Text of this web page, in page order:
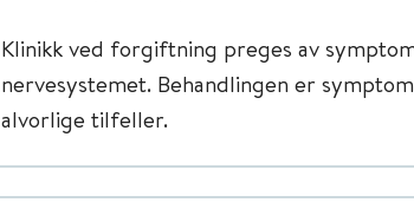
Klinikk ved forgiftning preges av
nervesystemet. Behandlingen er
alvorlige tilfeller.